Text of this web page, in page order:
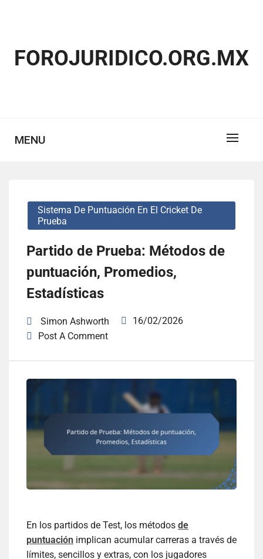
FOROJURIDICO.ORG.MX
MENU
Sistema De Puntuación En El Cricket De
Prueba
Partido de Prueba: Métodos de
puntuación, Promedios,
Estadísticas
Simon Ashworth
16/02/2026
Post A Comment
En los partidos de Test, los métodos de
puntuación implican acumular carreras a través de
límites, sencillos y extras, con los jugadores